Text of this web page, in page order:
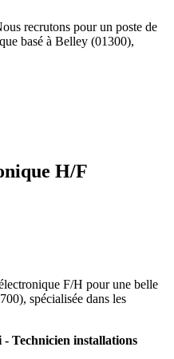
recrutons pour un poste de
basé à Belley (01300),
H/F
F/H pour une belle
spécialisée dans les
- Technicien installations